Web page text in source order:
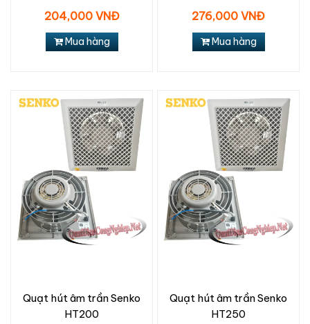
204,000 VNĐ
Mua hàng
276,000 VNĐ
Mua hàng
Quạt hút âm trần Senko
HT200
Quạt hút âm trần Senko
HT250